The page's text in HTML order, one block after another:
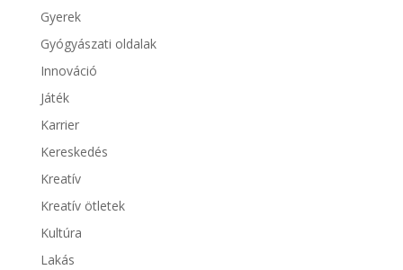
Gyerek
Gyógyászati oldalak
Innováció
Játék
Karrier
Kereskedés
Kreatív
Kreatív ötletek
Kultúra
Lakás